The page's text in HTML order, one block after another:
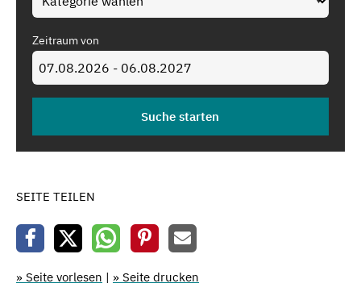
Zeitraum von
SEITE TEILEN
» Seite vorlesen | » Seite drucken